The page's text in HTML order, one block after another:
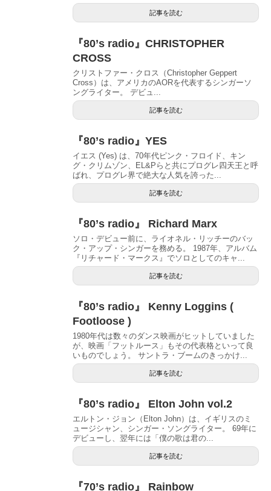
記事を読む
『80’s radio』CHRISTOPHER
CROSS
クリストファー・クロス（Christopher Geppert
Cross）は、アメリカのAORを代表するシンガーソ
ングライター。 デビュ...
記事を読む
『80’s radio』YES
イエス (Yes) は、70年代ピンク・フロイド、キン
グ・クリムゾン、EL&Pらと共にプログレ四天王と呼
ばれ、プログレ界で絶大な人気を誇った...
記事を読む
『80’s radio』 Richard Marx
ソロ・デビュー前に、ライオネル・リッチーのバッ
ク・アップ・シンガーを務める。 1987年、アルバム
『リチャード・マークス』でソロとしてのキャ...
記事を読む
『80’s radio』 Kenny Loggins (
Footloose )
1980年代は数々のダンス映画がヒットしていました
が、映画「フットルース」もその代表格といって良
いものでしょう。 サントラ・ブームのきっかけ...
記事を読む
『80’s radio』 Elton John vol.2
エルトン・ジョン（Elton John）は、イギリスのミ
ュージシャン、シンガー・ソングライター。 69年に
デビューし、翌年には「僕の歌は君の...
記事を読む
『70’s radio』 Rainbow